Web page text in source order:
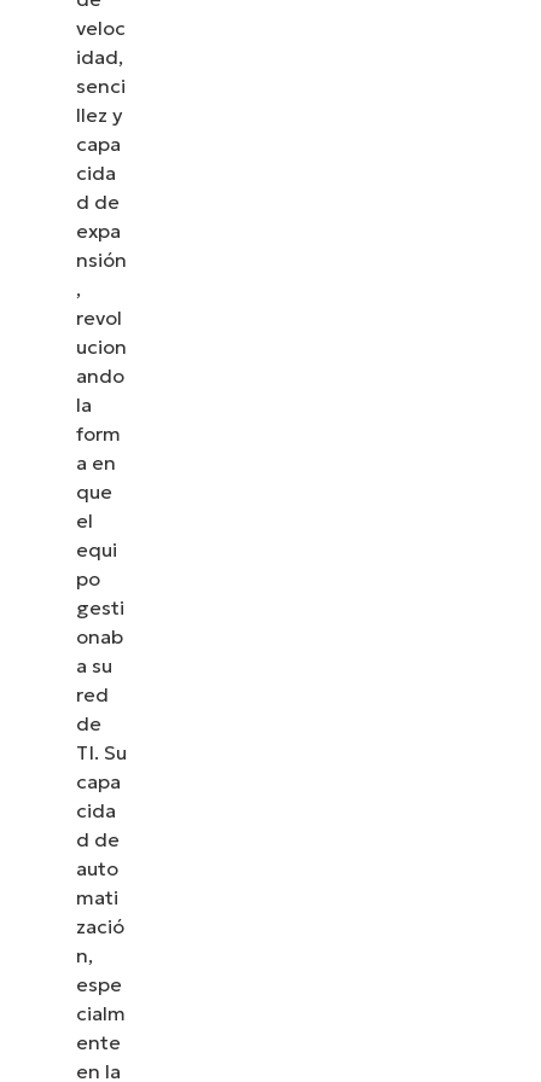
veloc
idad,
senci
llez y
capa
cida
d de
expa
nsión
,
revol
ucion
ando
la
form
a en
que
el
equi
po
gesti
onab
a su
red
de
TI. Su
capa
cida
d de
auto
mati
zació
n,
espe
cialm
ente
en la